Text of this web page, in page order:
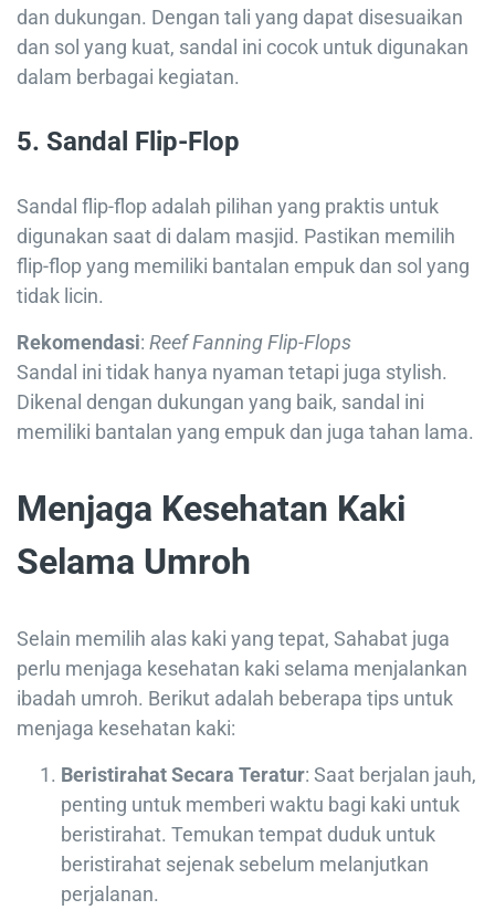
dan dukungan. Dengan tali yang dapat disesuaikan
dan sol yang kuat, sandal ini cocok untuk digunakan
dalam berbagai kegiatan.
5. Sandal Flip-Flop
Sandal flip-flop adalah pilihan yang praktis untuk
digunakan saat di dalam masjid. Pastikan memilih
flip-flop yang memiliki bantalan empuk dan sol yang
tidak licin.
Rekomendasi: Reef Fanning Flip-Flops
Sandal ini tidak hanya nyaman tetapi juga stylish.
Dikenal dengan dukungan yang baik, sandal ini
memiliki bantalan yang empuk dan juga tahan lama.
Menjaga Kesehatan Kaki
Selama Umroh
Selain memilih alas kaki yang tepat, Sahabat juga
perlu menjaga kesehatan kaki selama menjalankan
ibadah umroh. Berikut adalah beberapa tips untuk
menjaga kesehatan kaki:
Beristirahat Secara Teratur: Saat berjalan jauh,
penting untuk memberi waktu bagi kaki untuk
beristirahat. Temukan tempat duduk untuk
beristirahat sejenak sebelum melanjutkan
perjalanan.